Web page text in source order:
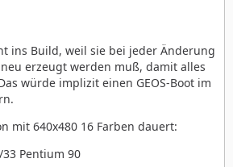
ins Build, weil sie bei jeder Änderung
erzeugt werden muß, damit alles
würde implizit einen GEOS-Boot im
mit 640x480 16 Farben dauert:
Pentium 90